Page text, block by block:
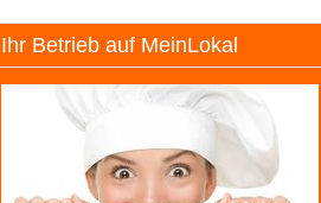
Ihr Betrieb auf MeinLokal